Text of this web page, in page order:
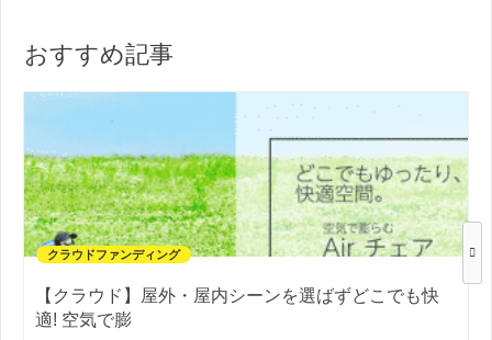
おすすめ記事
クラウドファンディング
【クラウド】屋外・屋内シーンを選ばずどこでも快
適! 空気で膨